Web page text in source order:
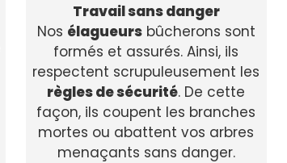
Travail sans danger
Nos élagueursbûcherons sont
formés et assurés. Ainsi, ils
respectent scrupuleusement les
règles de sécurité. De cette
façon, ils coupent les branches
mortes ou abattent vos arbres
menaçants sans danger.